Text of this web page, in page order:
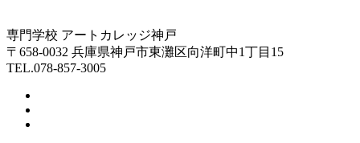
専門学校 アートカレッジ神戸
〒658-0032 兵庫県神戸市東灘区向洋町中1丁目15
TEL.078-857-3005